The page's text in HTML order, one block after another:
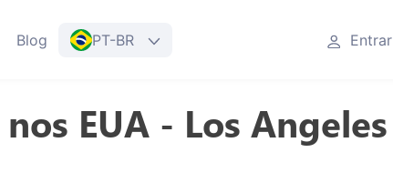
Blog PT-BR Entrar
EUA - Los Angeles